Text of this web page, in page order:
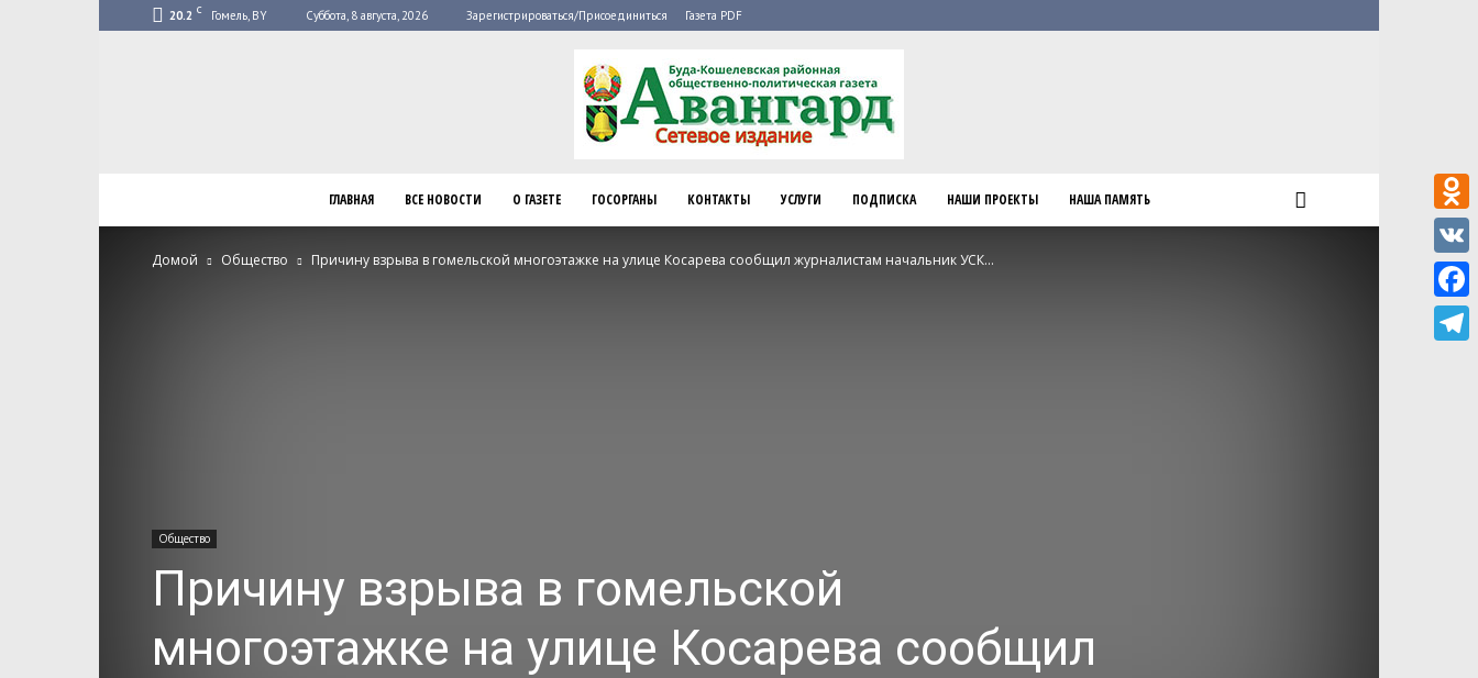
20.2 C Гомель, BY Суббота, 8 августа, 2026 Зарегистрироваться/Присоединиться Газета PDF
Буда-
Погода
ГЛАВНАЯ ВСЕ НОВОСТИ О ГАЗЕТЕ ГОСОРГАНЫ КОНТАКТЫ УСЛУГИ ПОДПИСКА НАШИ ПРОЕКТЫ НАША ПАМЯТЬ
Домой Общество Причину взрыва в гомельской многоэтажке на улице Косарева сообщил журналистам начальник УСК...
Общество
Причину взрыва в гомельской
многоэтажке на улице Косарева сообщил
VK